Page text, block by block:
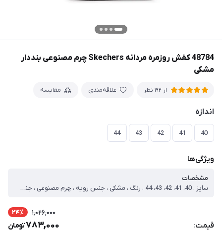
48784 کفش روزمره مردانه Skechers چرم مصنوعی بنددار
مشکی
از 192 نظر علاقه‌مندی مقایسه
اندازه
40
41
42
43
44
ویژگی‌ها
مشخصات
سایز ، 40، 41، 42، 43، 44 ، رنگ ، مشکی ، جنس رویه ، چرم مصنوعی ، جنس زیره ، Pu ، نحوه بسته شدن ، بنددار ، نوع ، روزمره ، سایز 40 ، طول داخل کفش=26.1 ، سایز 41 ، طول داخل کفش=26.9 ، سایز 42 ، طول داخل کفش=27.6 ، سایز 43 ، طول داخل کفش=28.1 ، سایز 44 ، طول داخل کفش=28.8
قیمت:
1,026,000 24٪
783,000تومان